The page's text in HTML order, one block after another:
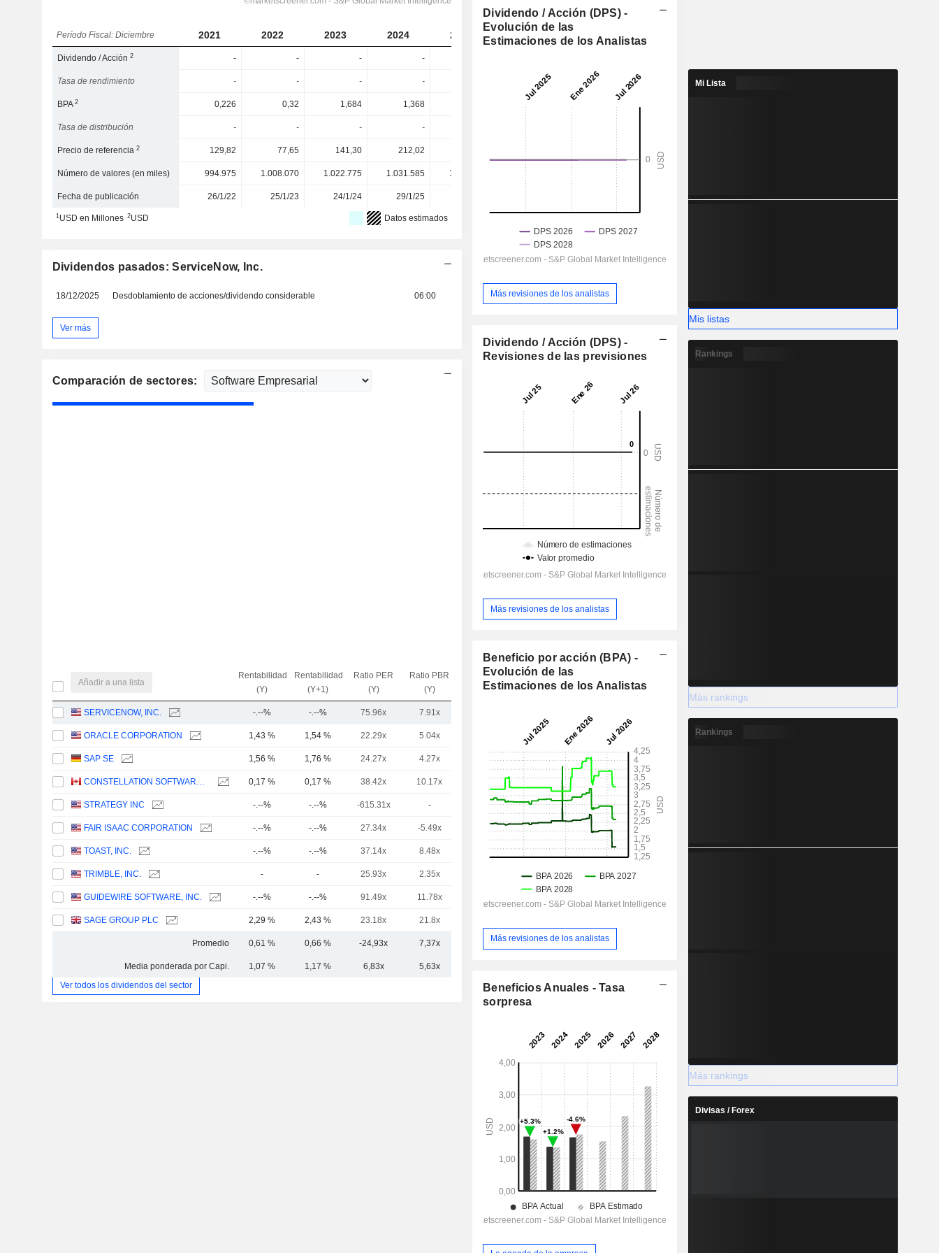
Período Fiscal: Diciembre 2021 2022 2023 2024 2025 2026 2027
Dividendo / Acción2 - - - -
Tasa de rendimiento - - - - -
BPA2 0,226 0,32 1,684 1,368
Tasa de distribución - - - -
Precio de referencia2 129,82 77,65 141,30 212,02 124,88 124,88
Número de valores (en miles) 994.975 1.008.070 1.022.775 1.031.585 1.037.408 1.033.862
Fecha de publicación 26/1/22 25/1/23 24/1/24 29/1/25
1USD en Millones 2USD Datos estimados
Dividendos pasados: ServiceNow, Inc.
18/12/2025 Desdoblamiento de acciones/dividendo considerable 06:00
Ver más
Comparación de sectores:
Añadir a una lista
Rentabilidad
(Y)
Rentabilidad
(Y+1)
Ratio PER
(Y)
Ratio PBR
(Y)
VE / Ventas
(Y)
SERVICENOW, INC. -.--% -.--% 75.96x 7.91x
ORACLE CORPORATION 1,43 % 1,54 % 22.29x 5.04x
SAP SE 1,56 % 1,76 % 24.27x 4.27x 4.85x
CONSTELLATION SOFTWARE INC. 0,17 % 0,17 % 38.42x 10.17x
STRATEGY INC -.--% -.--% -615.31x - 80.91x
FAIR ISAAC CORPORATION -.--% -.--% 27.34x -5.49x 10.85x
TOAST, INC. -.--% -.--% 37.14x 8.48x 2.4x
TRIMBLE, INC. - - 25.93x 2.35x
GUIDEWIRE SOFTWARE, INC. -.--% -.--% 91.49x 11.78x
SAGE GROUP PLC 2,29 % 2,43 % 23.18x 21.8x
Promedio 0,61 % 0,66 % -24,93x 7,37x 13,24x
Media ponderada por Capi. 1,07 % 1,17 % 6,83x 5,63x
Ver todos los dividendos del sector
Dividendo / Acción (DPS) -
Evolución de las
Estimaciones de los Analistas
Más revisiones de los analistas
Dividendo / Acción (DPS) -
Revisiones de las previsiones
Más revisiones de los analistas
Beneficio por acción (BPA) -
Evolución de las
Estimaciones de los Analistas
Más revisiones de los analistas
Beneficios Anuales - Tasa
sorpresa
Mi Lista
Mis listas
Rankings
Más rankings
Rankings
Más rankings
Divisas / Forex